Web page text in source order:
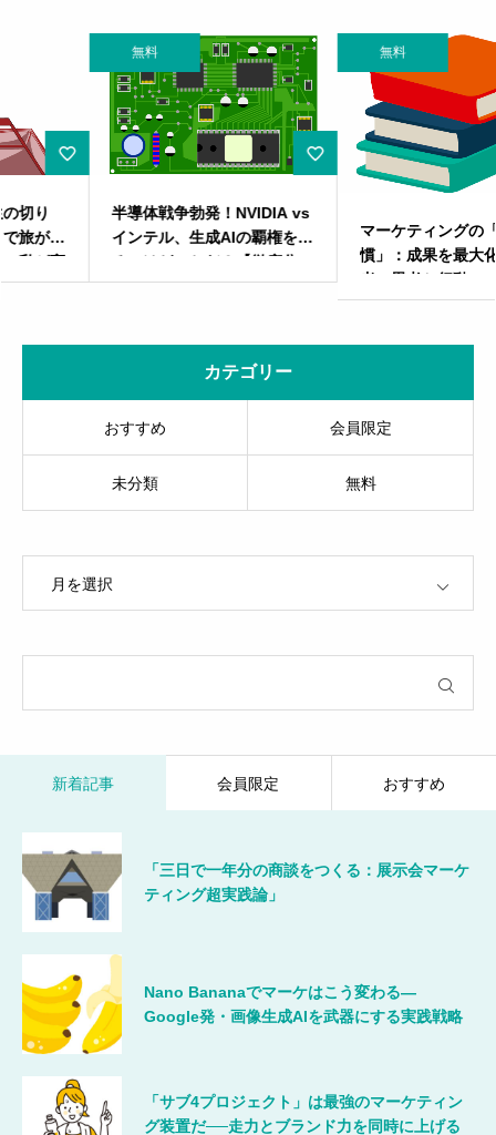
半導体戦争勃発！NVIDIA vs
インテル、生成AIの覇権を握
るのはどっちだ？【徹底分
析】
無料
マーケティングの「7つの習
慣」：成果を最大化する成功
者の思考と行動
カテゴリー
おすすめ 会員限定
未分類 無料
OPEN
新着記事 会員限定 おすすめ
「三日で一年分の商談をつくる：展示会マーケ
ティング超実践論」
Nano Bananaでマーケはこう変わる―
Google発・画像生成AIを武器にする実践戦略
「サブ4プロジェクト」は最強のマーケティン
グ装置だ──走力とブランド力を同時に上げる